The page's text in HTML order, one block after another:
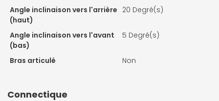
Angle inclinaison vers l'arrière
(haut)
20 Degré(s)
Angle inclinaison vers l'avant
(bas)
5 Degré(s)
Bras articulé Non
Connectique